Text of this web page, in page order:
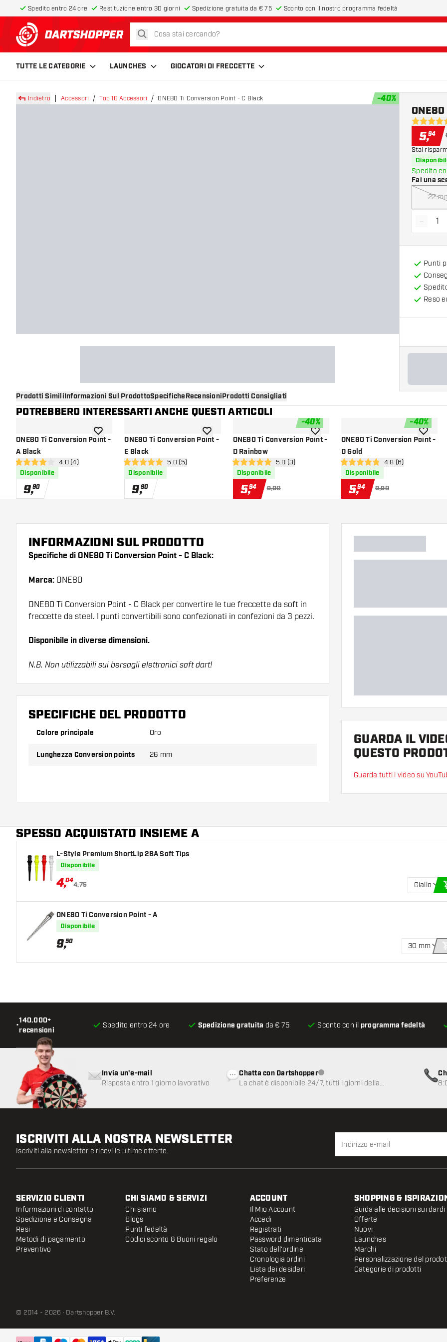
Spedito entro 24 ore Restituzione entro 30 giorni Spedizione gratuita da € 75 Sconto con il nostro programma fedeltà
torna alla home page
cerca
TUTTE LE CATEGORIE LAUNCHES GIOCATORI DI FRECCETTE
Indietro Accessori Top 10 Accessori ONE80 Ti Conversion Point - C Black -40%
4.5 stelle
5,94
Stai
Spedito
Fai una
22
-
Punti
Reso
Prodotti SimiliInformazioni Sul ProdottoSpecificheRecensioniProdotti Consigliati
POTREBBERO INTERESSARTI ANCHE QUESTI ARTICOLI
ONE80 Ti Conversion Point -
A Black
apri pannello recensioni
4 stelle di valutazione
4.0 (4)
Disponibile
9,90
aggiungi alla lista dei desideri
ONE80 Ti Conversion Point -
E Black
apri pannello recensioni
5 stelle di valutazione
5.0 (5)
Disponibile
9,90
aggiungi alla lista dei desideri
-40%
ONE80 Ti Conversion Point -
D Rainbow
apri pannello recensioni
5 stelle di valutazione
5.0 (3)
Disponibile
5,94 9,90
aggiungi alla lista dei desideri
-40%
ONE80 Ti Conversion Point -
D Gold
apri pannello
4.8 stelle di valutazione
4.8 (6)
Disponibile
5,94 9,90
aggiungi
INFORMAZIONI SUL PRODOTTO
Specifiche di ONE80 Ti Conversion Point - C Black:
Marca: ONE80
ONE80 Ti Conversion Point - C Black per convertire le tue freccette da soft in
freccette da steel. I punti convertibili sono confezionati in confezioni da 3 pezzi.
Disponibile in diverse dimensioni.
N.B. Non utilizzabili sui bersagli elettronici soft dart!
SPECIFICHE DEL PRODOTTO
Colore principale Oro
Lunghezza Conversion points 26 mm
GUARDA IL
QUESTO
Guarda tutti i video su
SPESSO ACQUISTATO INSIEME A
L-Style Premium ShortLip 2BA Soft Tips
Disponibile
4,04
4,75 Giallo
ONE80 Ti Conversion Point - A
Disponibile
9,50
30 mm
•
140.000+
recensioni
Spedito entro 24 ore Spedizione gratuita da € 75 Sconto con il programma fedeltà
Invia un'e-mail
Risposta entro 1 giorno lavorativo
Chatta con DartshopperServizio clienti non disponibile
La chat è disponibile 24/7, tutti i giorni della
ISCRIVITI ALLA NOSTRA NEWSLETTER
Iscriviti alla newsletter e ricevi le ultime offerte.
SERVIZIO CLIENTI
Informazioni di contatto
Spedizione e Consegna
Resi
Metodi di pagamento
Preventivo
CHI SIAMO & SERVIZI
Chi siamo
Blogs
Punti fedeltà
Codici sconto & Buoni regalo
ACCOUNT
Il Mio Account
Accedi
Registrati
Password dimenticata
Stato dell'ordine
Cronologia ordini
Lista dei desideri
Preferenze
SHOPPING &
Guida alle decisioni sui dardi
Offerte
Nuovi
Launches
Marchi
Personalizzazione del
Categorie di prodotti
© 2014 - 2026 · Dartshopper B.V.